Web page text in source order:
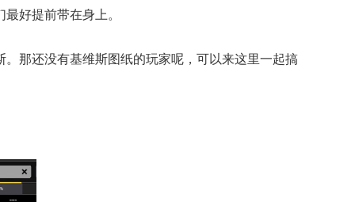
好提前带在身上。
那还没有基维斯图纸的玩家呢，可以来这里一起搞